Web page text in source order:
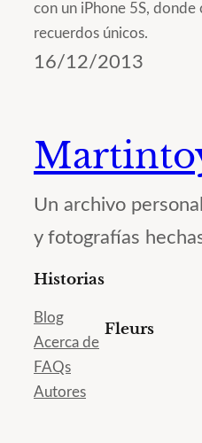
con un iPhone 5S,
recuerdos únicos.
16/12/2013
Un archivo
y fotografías
Historias
Blog
Acerca de
FAQs
Autores
Fleurs